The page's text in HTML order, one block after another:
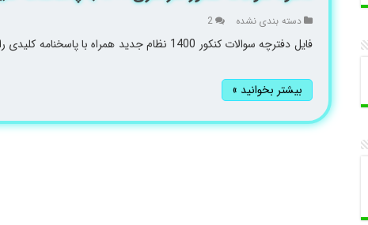
دسته بندی نشده 2
بیشتر بخوانید »